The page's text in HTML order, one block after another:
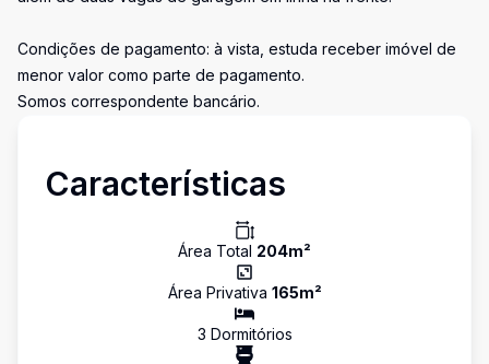
Condições de pagamento: à vista, estuda receber imóvel de
menor valor como parte de pagamento.
Somos correspondente bancário.
Características
Área Total 204m²
Área Privativa 165m²
3 Dormitórios